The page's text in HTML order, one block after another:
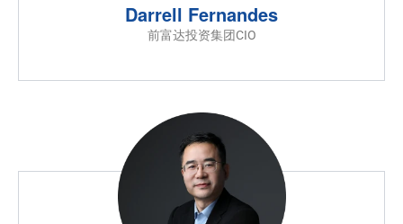
Darrell Fernandes
前富达投资集团CIO